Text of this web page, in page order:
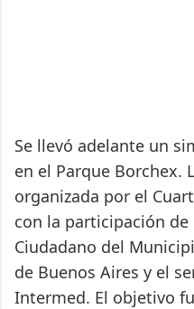
Se llevó adelante un
en el Parque Borchex.
organizada por el
con la participación de
Ciudadano del
de Buenos Aires y el
Intermed. El objetivo